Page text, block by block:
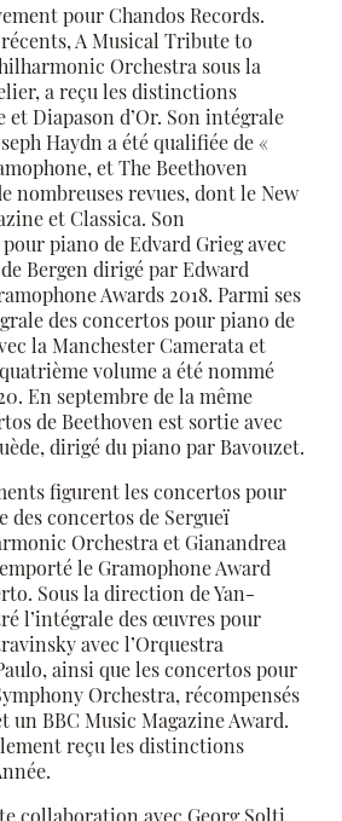
pour Chandos Records.
A Musical Tribute to
Orchestra sous la
a reçu les distinctions
et Diapason d’Or. Son intégrale
Haydn a été qualifiée de «
et The Beethoven
nombreuses revues, dont le New
et Classica. Son
piano de Edvard Grieg avec
Bergen dirigé par Edward
Awards 2018. Parmi ses
des concertos pour piano de
la Manchester Camerata et
volume a été nommé
En septembre de la même
de Beethoven est sortie avec
dirigé du piano par Bavouzet.
figurent les concertos pour
des concertos de Sergueï
Orchestra et Gianandrea
le Gramophone Award
Sous la direction de Yan-
l’intégrale des œuvres pour
avec l’Orquestra
ainsi que les concertos pour
Orchestra, récompensés
un BBC Music Magazine Award.
reçu les distinctions
collaboration avec Georg Solti,